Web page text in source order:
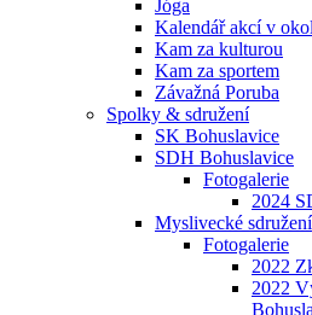
Jóga
Kalendář akcí v
Kam za kulturou
Kam za sportem
Závažná Poruba
Spolky & sdružení
SK Bohuslavice
SDH Bohuslavice
Fotogalerie
2024
Myslivecké sdružení
Fotogalerie
2022
2022